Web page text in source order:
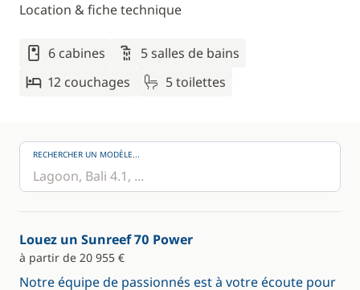
Location & fiche technique
6 cabines
5 salles de bains
12 couchages
5 toilettes
RECHERCHER UN MODÈLE...
Louez un Sunreef 70 Power
à partir de 20 955 €
Notre équipe de passionnés est à votre écoute pour